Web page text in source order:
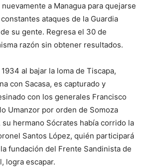
a Managua para quejarse
ataques de la Guardia
su gente. Regresa el 30 de
razón sin obtener resultados.
al bajar la loma de Tiscapa,
con Sacasa, es capturado y
con los generales Francisco
Umanzor por orden de Somoza
su hermano Sócrates había corrido la
Santos López, quién participará
fundación del Frente Sandinista de
logra escapar.